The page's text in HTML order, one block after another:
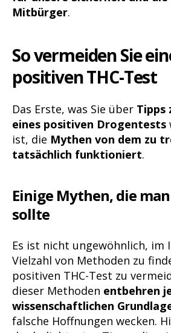
Mitbürger.
So vermeiden Sie
positiven THC-Test
Das Erste, was Sie über Tipps
eines positiven Drogentests
ist, die Mythen von dem zu
tatsächlich funktioniert.
Einige Mythen, die
sollte
Es ist nicht ungewöhnlich, im
Vielzahl von Methoden zu
positiven THC-Test zu
dieser Methoden entbehren
wissenschaftlichen
falsche Hoffnungen wecken.